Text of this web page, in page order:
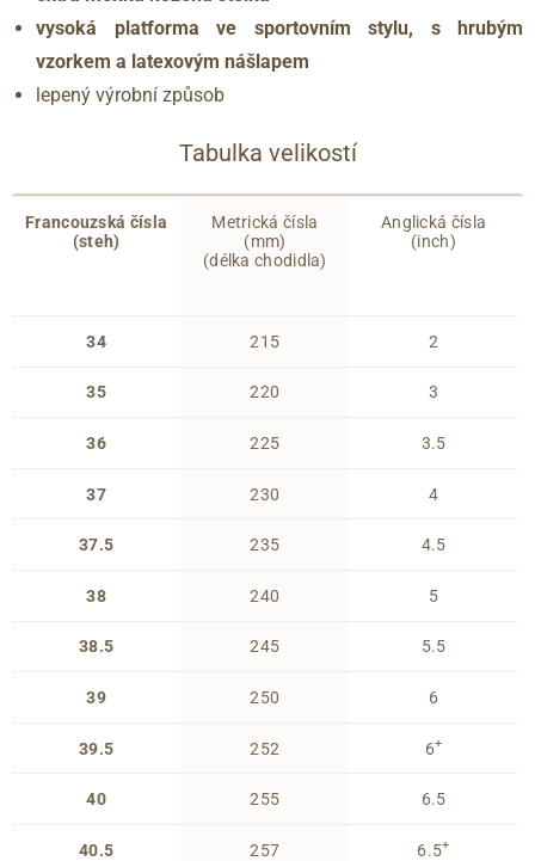
vysoká platforma ve sportovním stylu, s hrubým
vzorkem a latexovým nášlapem
lepený výrobní způsob
Tabulka velikostí
Francouzská čísla
(steh)
34
35
36
37
37.5
38
38.5
39
39.5
40
40.5
Metrická čísla
(mm)
(délka chodidla)
215
220
225
230
235
240
245
250
252
255
257
Anglická čísla
(inch)
2
3
3.5
4
4.5
5
5.5
6
6+
6.5
6.5+